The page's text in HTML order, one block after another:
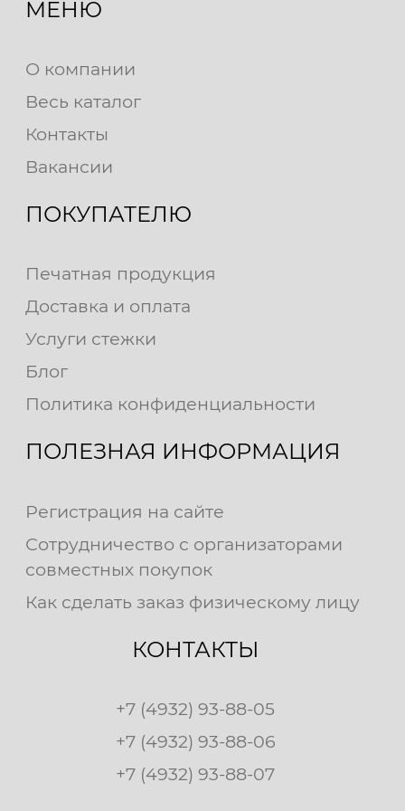
МЕНЮ
О компании
Весь каталог
Контакты
Вакансии
ПОКУПАТЕЛЮ
Печатная продукция
Доставка и оплата
Услуги стежки
Блог
Политика конфиденциальности
ПОЛЕЗНАЯ ИНФОРМАЦИЯ
Регистрация на сайте
Сотрудничество с организаторами
совместных покупок
Как сделать заказ физическому лицу
КОНТАКТЫ
+7 (4932) 93-88-05
+7 (4932) 93-88-06
+7 (4932) 93-88-07